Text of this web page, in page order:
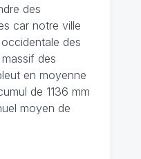
des
car notre ville
des
des
en moyenne
de 1136 mm
moyen de